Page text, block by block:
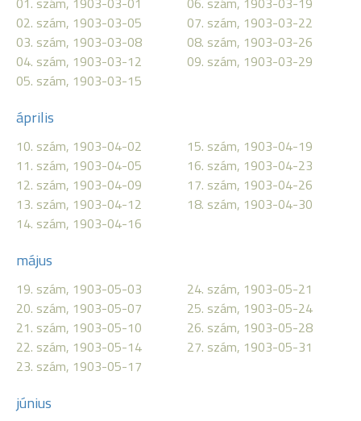
02. szám, 1903-03-05
03. szám, 1903-03-08
04. szám, 1903-03-12
05. szám, 1903-03-15
07. szám, 1903-03-22
08. szám, 1903-03-26
09. szám, 1903-03-29
április
10. szám, 1903-04-02
11. szám, 1903-04-05
12. szám, 1903-04-09
13. szám, 1903-04-12
14. szám, 1903-04-16
15. szám, 1903-04-19
16. szám, 1903-04-23
17. szám, 1903-04-26
18. szám, 1903-04-30
május
19. szám, 1903-05-03
20. szám, 1903-05-07
21. szám, 1903-05-10
22. szám, 1903-05-14
23. szám, 1903-05-17
24. szám, 1903-05-21
25. szám, 1903-05-24
26. szám, 1903-05-28
27. szám, 1903-05-31
június